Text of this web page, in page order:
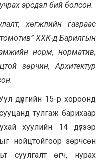
эрсдэл бий болсон.
хөгжлийн газраас
ХХК-д Барилгын
норм, норматив,
зөрчин, Архитектур
дүүргийн 15-р хороонд
тулгаж барихаар
хуулийн 14 дүгээр
нойцтойгоор зөрчсөн
суулгалт өгч, нурах